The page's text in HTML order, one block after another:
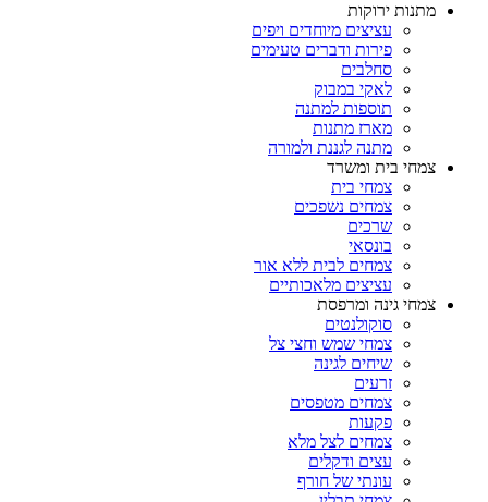
מתנות ירוקות
עציצים מיוחדים ויפים
פירות ודברים טעימים
סחלבים
לאקי במבוק
תוספות למתנה
מארז מתנות
מתנה לגננת ולמורה
צמחי בית ומשרד
צמחי בית
צמחים נשפכים
שרכים
בונסאי
צמחים לבית ללא אור
עציצים מלאכותיים
צמחי גינה ומרפסת
סוקולנטים
צמחי שמש וחצי צל
שיחים לגינה
זרעים
צמחים מטפסים
פקעות
צמחים לצל מלא
עצים ודקלים
עונתי של חורף